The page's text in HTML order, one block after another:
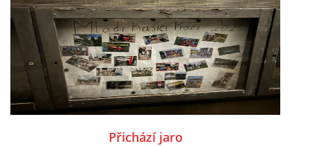
Přichází jaro